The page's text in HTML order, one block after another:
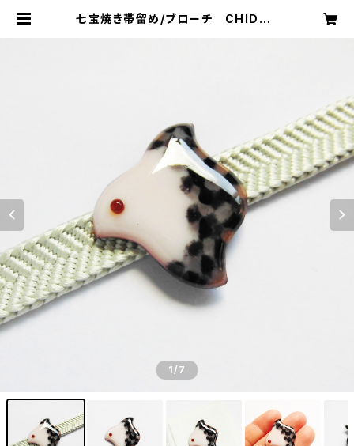
七宝焼き帯留め/ブローチ CHIDOR
1/7